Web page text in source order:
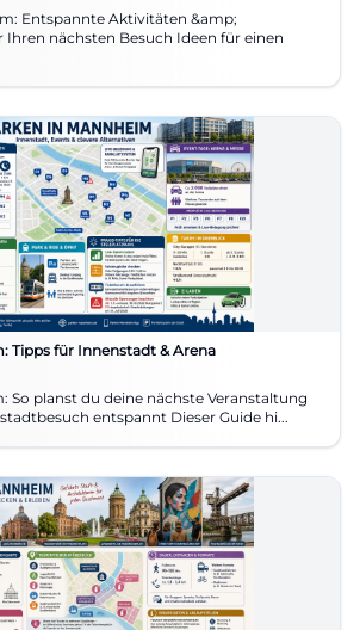
Entspannte Aktivitäten &amp;
Besuch Ideen für einen
Tipps für Innenstadt & Arena
So planst du deine nächste Veranstaltung
&amp; deinen Innenstadtbesuch entspannt Dieser Guide hi...